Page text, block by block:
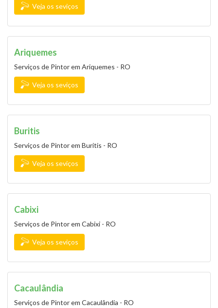
Veja os seviços
Ariquemes
Serviços de Pintor em Ariquemes - RO
Veja os seviços
Buritis
Serviços de Pintor em Buritis - RO
Veja os seviços
Cabixi
Serviços de Pintor em Cabixi - RO
Veja os seviços
Cacaulândia
Serviços de Pintor em Cacaulândia - RO